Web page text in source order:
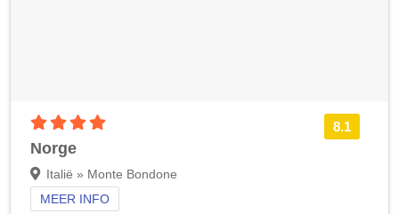
8.1
Norge
Italië » Monte Bondone
MEER INFO